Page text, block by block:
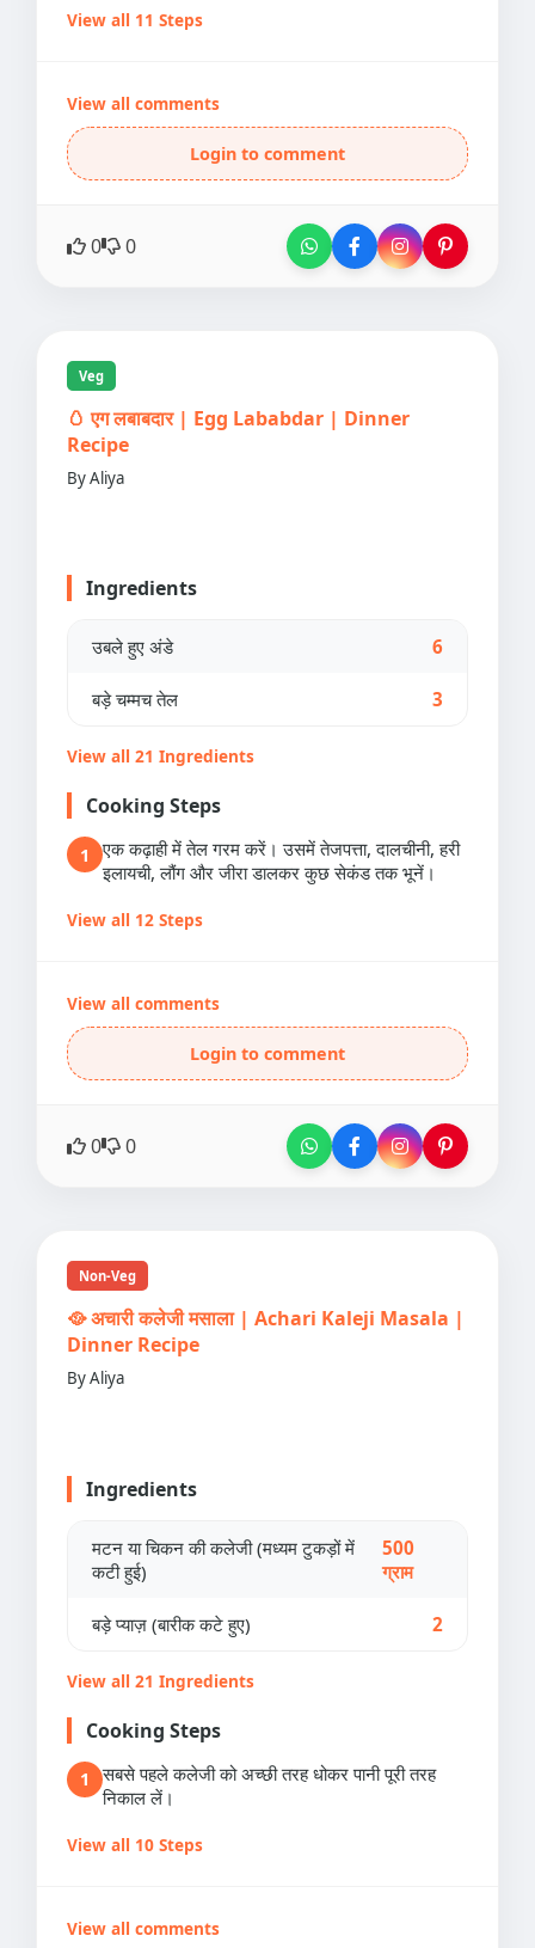
View all 11 Steps
View all comments
Login to comment
0 0
Veg
🥚 एग लबाबदार | Egg Lababdar | Dinner
Recipe
By Aliya
Ingredients
उबले हुए अंडे 6
बड़े चम्मच तेल 3
View all 21 Ingredients
Cooking Steps
1
एक कढ़ाही में तेल गरम करें। उसमें तेजपत्ता, दालचीनी, हरी
इलायची, लौंग और जीरा डालकर कुछ सेकंड तक भूनें।
View all 12 Steps
View all comments
Login to comment
0 0
Non-Veg
🥘 अचारी कलेजी मसाला | Achari Kaleji Masala |
Dinner Recipe
By Aliya
Ingredients
मटन या चिकन की कलेजी (मध्यम टुकड़ों में
कटी हुई)
500
ग्राम
बड़े प्याज़ (बारीक कटे हुए) 2
View all 21 Ingredients
Cooking Steps
1
सबसे पहले कलेजी को अच्छी तरह धोकर पानी पूरी तरह
निकाल लें।
View all 10 Steps
View all comments